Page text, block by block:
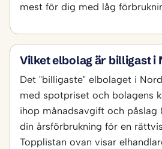
mest för dig med låg
Vilket elbolag är billigast i
Det "billigaste" elbolaget i
med spotpriset och bolagens
ihop månadsavgift och påslag
din årsförbrukning för en
Topplistan ovan visar